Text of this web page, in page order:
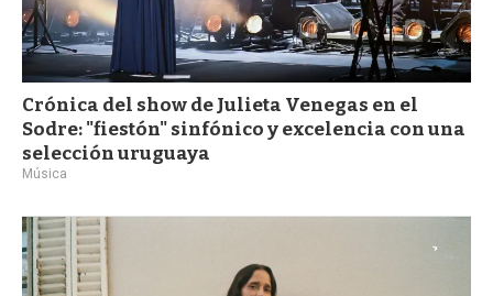
Crónica del show de Julieta Venegas en el
Sodre: "fiestón" sinfónico y excelencia con una
selección uruguaya
Música